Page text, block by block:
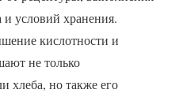
и условий хранения.
кислотности и
не только
хлеба, но также его